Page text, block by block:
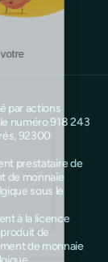
par actions
numéro 918 243
92300
prestataire de
de monnaie
sous le
à la licence
de
de monnaie